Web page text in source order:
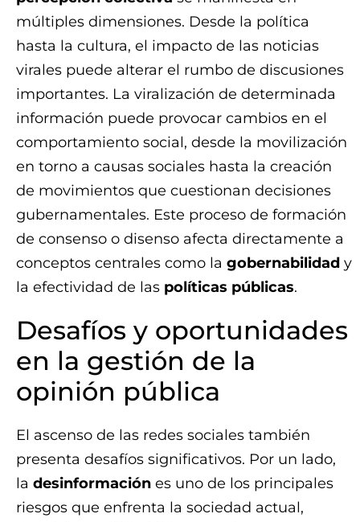
múltiples dimensiones. Desde la política
hasta la cultura, el impacto de las noticias
virales puede alterar el rumbo de discusiones
importantes. La viralización de determinada
información puede provocar cambios en el
comportamiento social, desde la movilización
en torno a causas sociales hasta la creación
de movimientos que cuestionan decisiones
gubernamentales. Este proceso de formación
de consenso o disenso afecta directamente a
conceptos centrales como la gobernabilidad y
la efectividad de las políticas públicas.
Desafíos y oportunidades
en la gestión de la
opinión pública
El ascenso de las redes sociales también
presenta desafíos significativos. Por un lado,
la desinformación es uno de los principales
riesgos que enfrenta la sociedad actual,